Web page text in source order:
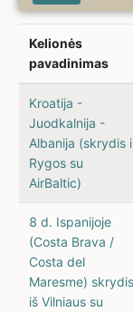
Kelionės
pavadinimas
Kroatija -
Juodkalnija -
Albanija (skrydis
Rygos su
AirBaltic)
8 d. Ispanijoje
(Costa Brava /
Costa del
Maresme) skrydis
iš Vilniaus su